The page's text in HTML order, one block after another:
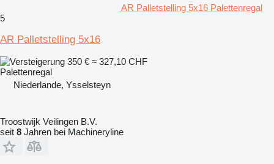
AR Palletstelling 5x16 Palettenregal
5
AR Palletstelling 5x16
350 € ≈ 327,10 CHF
Palettenregal
Niederlande, Ysselsteyn
Troostwijk Veilingen B.V.
seit 8 Jahren bei Machineryline